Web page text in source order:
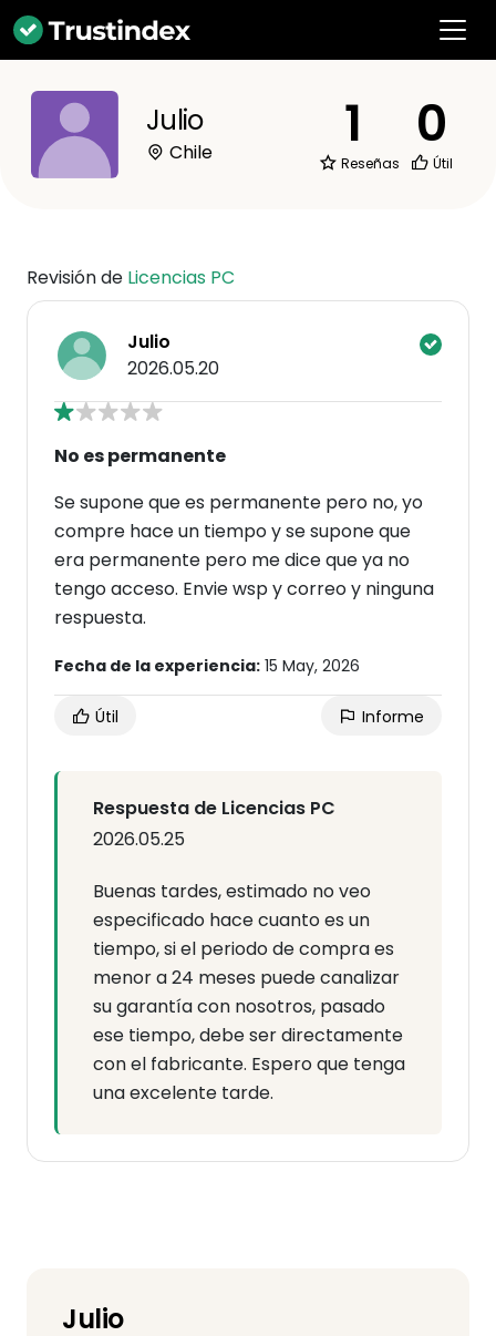
Julio
Chile 1
Reseñas
0
Útil
Revisión de Licencias PC
Julio
2026.05.20
No es permanente
Se supone que es permanente pero no, yo
compre hace un tiempo y se supone que
era permanente pero me dice que ya no
tengo acceso. Envie wsp y correo y ninguna
respuesta.
Fecha de la experiencia: 15 May, 2026
Útil Informe
Respuesta de Licencias PC
2026.05.25
Buenas tardes, estimado no veo
especificado hace cuanto es un
tiempo, si el periodo de compra es
menor a 24 meses puede canalizar
su garantía con nosotros, pasado
ese tiempo, debe ser directamente
con el fabricante. Espero que tenga
una excelente tarde.
Julio